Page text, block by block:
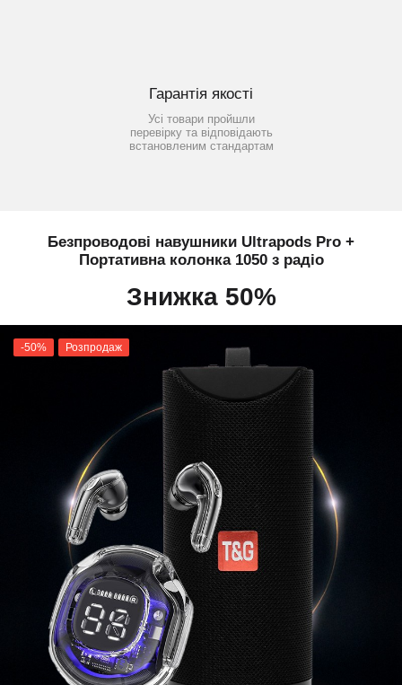
Гарантія якості
Усі товари пройшли
перевірку та відповідають
встановленим стандартам
Безпроводові навушники Ultrapods Pro +
Портативна колонка 1050 з радіо
Знижка 50%
-50% Розпродаж